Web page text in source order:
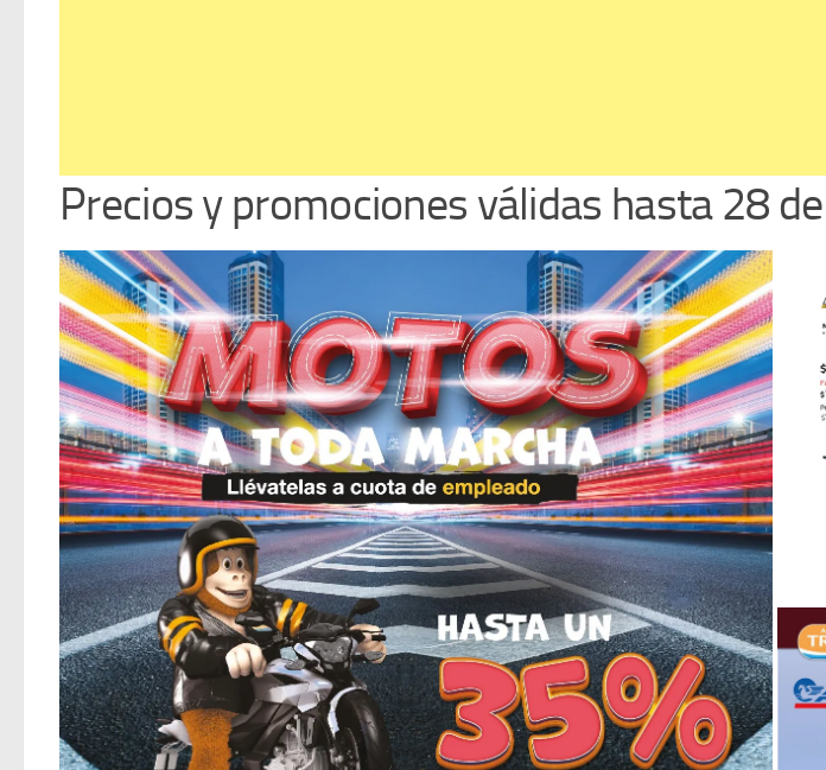
Precios y promociones válidas hasta 28